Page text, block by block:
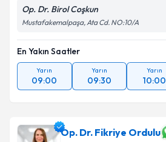
Op. Dr. Birol Coşkun
Mustafakemalpaşa, Ata Cd. NO:10/A
En Yakın Saatler
Yarın
09:00
Yarın
09:30
Yarın
10:00
Op. Dr. Fikriye Ordulu